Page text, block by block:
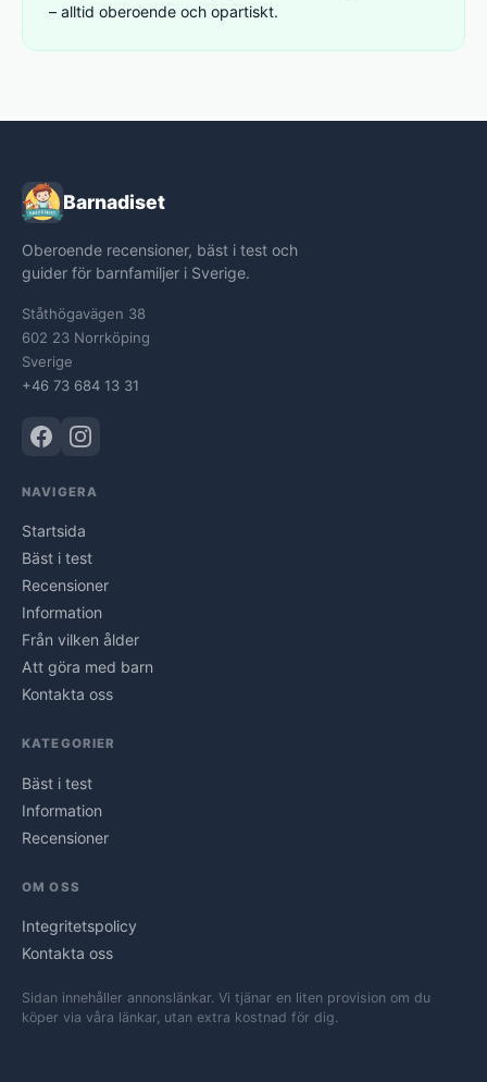
– alltid oberoende och opartiskt.
Barnadiset
Oberoende recensioner, bäst i test och
guider för barnfamiljer i Sverige.
Ståthögavägen 38
602 23 Norrköping
Sverige
+46 73 684 13 31
NAVIGERA
Startsida
Bäst i test
Recensioner
Information
Från vilken ålder
Att göra med barn
Kontakta oss
KATEGORIER
Bäst i test
Information
Recensioner
OM OSS
Integritetspolicy
Kontakta oss
Sidan innehåller annonslänkar. Vi tjänar en liten provision om du
köper via våra länkar, utan extra kostnad för dig.